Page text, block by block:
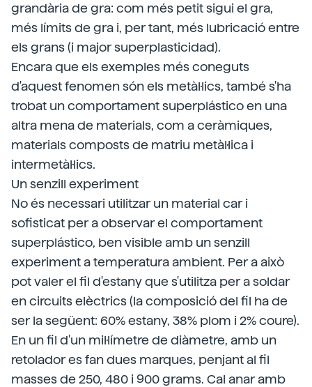
grandària de gra: com més petit sigui el gra,
més límits de gra i, per tant, més lubricació entre
els grans (i major superplasticidad).
Encara que els exemples més coneguts
d'aquest fenomen són els metàl·lics, també s'ha
trobat un comportament superplástico en una
altra mena de materials, com a ceràmiques,
materials composts de matriu metàl·lica i
intermetàl·lics.
Un senzill experiment
No és necessari utilitzar un material car i
sofisticat per a observar el comportament
superplástico, ben visible amb un senzill
experiment a temperatura ambient. Per a això
pot valer el fil d'estany que s'utilitza per a soldar
en circuits elèctrics (la composició del fil ha de
ser la següent: 60% estany, 38% plom i 2% coure).
En un fil d'un mil·límetre de diàmetre, amb un
retolador es fan dues marques, penjant al fil
masses de 250, 480 i 900 grams. Cal anar amb